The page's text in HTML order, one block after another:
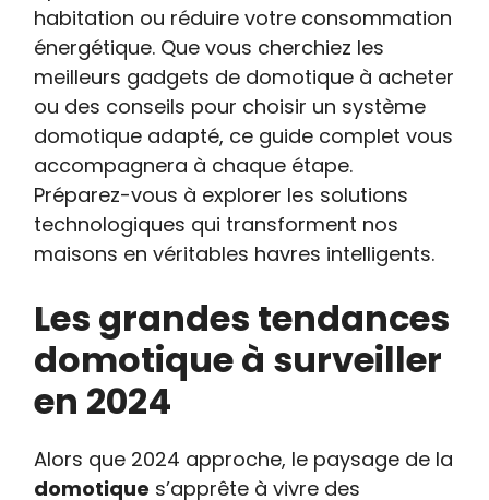
habitation ou réduire votre consommation
énergétique. Que vous cherchiez les
meilleurs gadgets de domotique à acheter
ou des conseils pour choisir un système
domotique adapté, ce guide complet vous
accompagnera à chaque étape.
Préparez-vous à explorer les solutions
technologiques qui transforment nos
maisons en véritables havres intelligents.
Les grandes tendances
domotique à surveiller
en 2024
Alors que 2024 approche, le paysage de la
domotique s’apprête à vivre des